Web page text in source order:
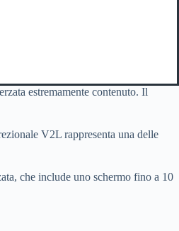
estremamente contenuto. Il
V2L rappresenta una delle
che include uno schermo fino a 10